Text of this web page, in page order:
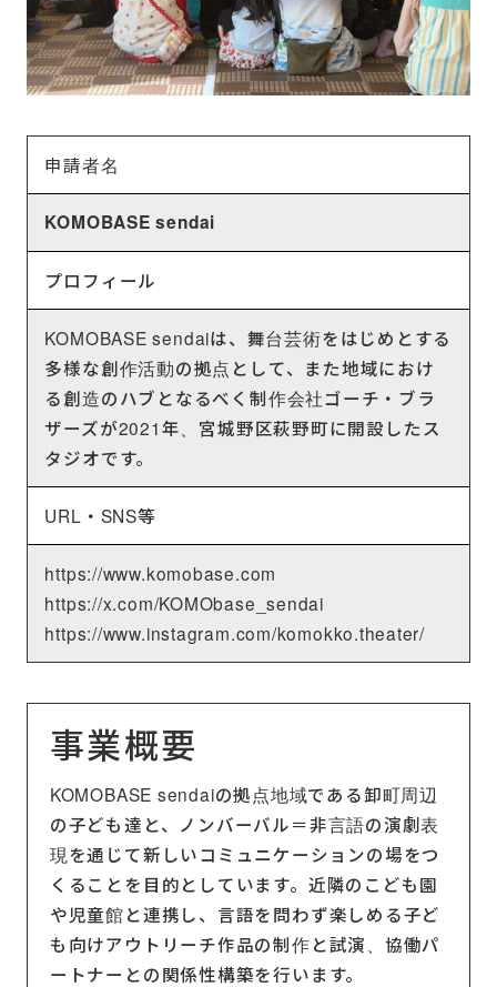
申請者名
KOMOBASE sendai
プロフィール
KOMOBASE sendaiは、舞台芸術をはじめとする
多様な創作活動の拠点として、また地域におけ
る創造のハブとなるべく制作会社ゴーチ・ブラ
ザーズが2021年、宮城野区萩野町に開設したス
タジオです。
URL・SNS等
https://www.komobase.com
https://x.com/KOMObase_sendai
https://www.instagram.com/komokko.theater/
事業概要
KOMOBASE sendaiの拠点地域である卸町周辺
の子ども達と、ノンバーバル＝非言語の演劇表
現を通じて新しいコミュニケーションの場をつ
くることを目的としています。近隣のこども園
や児童館と連携し、言語を問わず楽しめる子ど
も向けアウトリーチ作品の制作と試演、協働パ
ートナーとの関係性構築を行います。